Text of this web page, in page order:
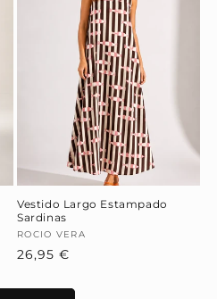
Vestido Largo Estampado
Sardinas
Proveedor:
ROCIO VERA
Precio
26,95 €